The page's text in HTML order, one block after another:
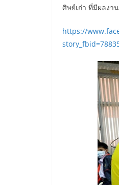
ศิษย์เก่า ที่มีผลงา
https://